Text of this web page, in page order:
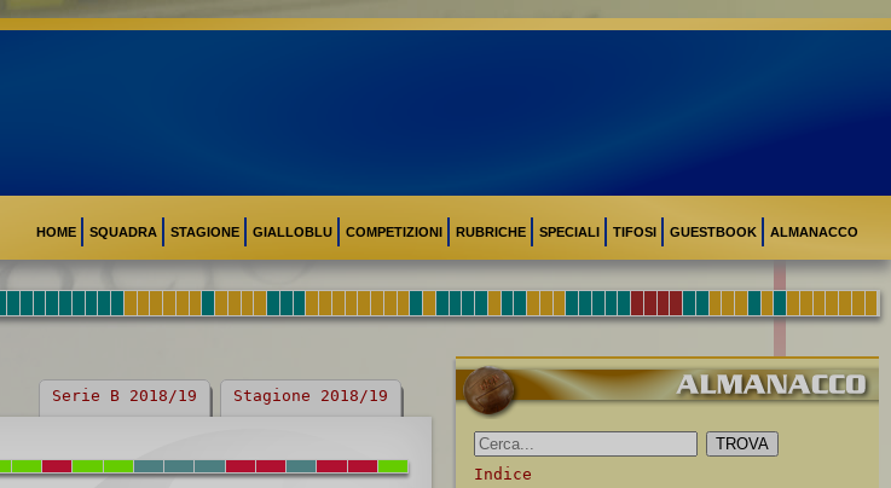
HOME SQUADRA STAGIONE GIALLOBLU COMPETIZIONI RUBRICHE SPECIALI TIFOSI GUESTBOOK ALMANACCO
Serie B 2018/19 Stagione 2018/19
Indice